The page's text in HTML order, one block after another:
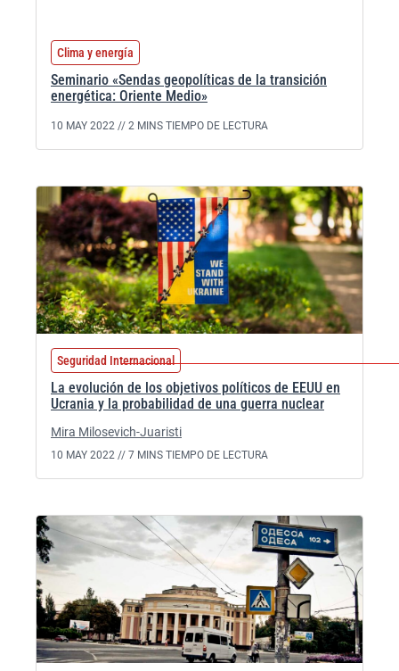
Clima y energía
Seminario «Sendas geopolíticas de la transición
energética: Oriente Medio»
10 MAY 2022 // 2 MINS TIEMPO DE LECTURA
Seguridad Internacional
La evolución de los objetivos políticos de EEUU en
Ucrania y la probabilidad de una guerra nuclear
Mira Milosevich-Juaristi
10 MAY 2022 // 7 MINS TIEMPO DE LECTURA